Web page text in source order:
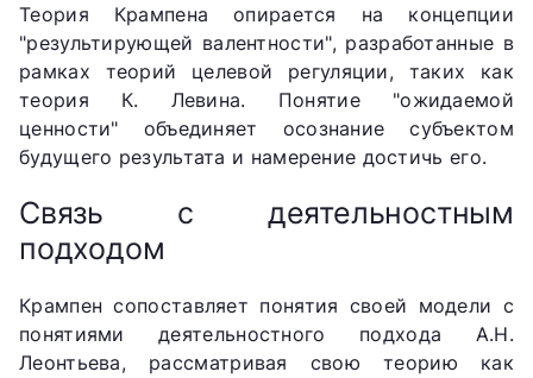
Теория Крампена опирается на концепции
"результирующей валентности", разработанные в
рамках теорий целевой регуляции, таких как
теория К. Левина. Понятие "ожидаемой
ценности" объединяет осознание субъектом
будущего результата и намерение достичь его.
Связь с деятельностным
подходом
Крампен сопоставляет понятия своей модели с
понятиями деятельностного подхода А.Н.
Леонтьева, рассматривая свою теорию как